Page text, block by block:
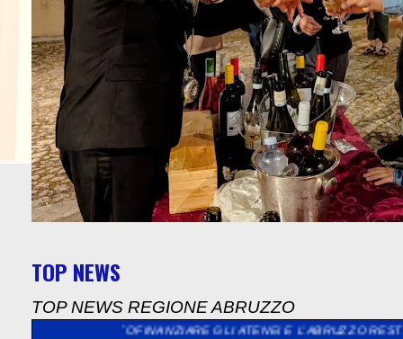
TOP NEWS
TOP NEWS REGIONE ABRUZZO
ATENEI E L’ABRUZZO RESTA FERMO” >> "NARDELLA(CNPP-